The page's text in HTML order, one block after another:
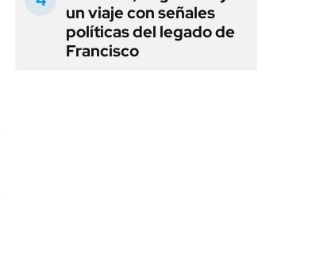
un viaje con señales
políticas del legado de
Francisco